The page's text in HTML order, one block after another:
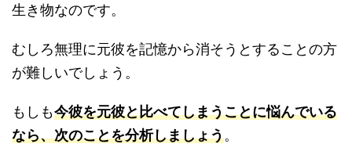
生き物なのです。
むしろ無理に元彼を記憶から消そうとすることの方
が難しいでしょう。
もしも今彼を元彼と比べてしまうことに悩んでいる
なら、次のことを分析しましょう。